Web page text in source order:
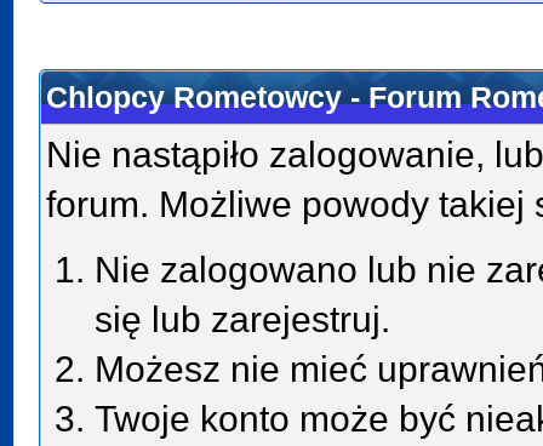
Chlopcy Rometowcy - Forum
Nie nastąpiło zalogowanie,
forum. Możliwe powody takiej
Nie zalogowano lub nie
się lub zarejestruj.
Możesz nie mieć
Twoje konto może być